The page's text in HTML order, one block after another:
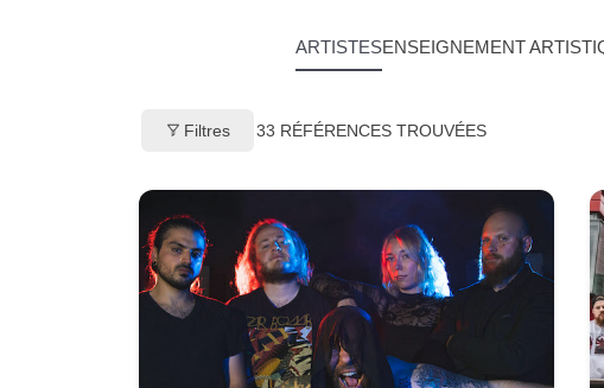
ARTISTESENSEIGNEMENT
Filtres 33 RÉFÉRENCES TROUVÉES